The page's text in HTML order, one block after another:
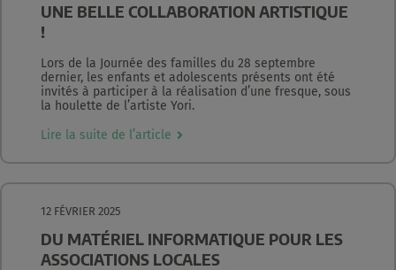
UNE BELLE COLLABORATION ARTISTIQUE
!
Lors de la Journée des familles du 28 septembre
dernier, les enfants et adolescents présents ont été
invités à participer à la réalisation d’une fresque, sous
la houlette de l’artiste Yori.
Lire la suite de l’article
12 FÉVRIER 2025
DU MATÉRIEL INFORMATIQUE POUR LES
ASSOCIATIONS LOCALES